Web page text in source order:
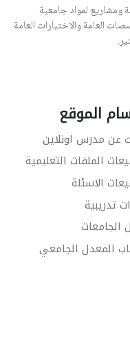
ومشاريع لمواد جامعية
العامة والاختبارات العامة
الموقع
عن مدرس اونلاين
الملفات التعليمية
الاسئلة
تدريبية
الجامعات
المعدل الجامعي